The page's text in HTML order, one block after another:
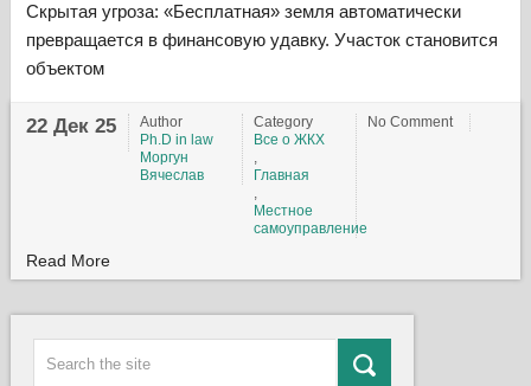
Скрытая угроза: «Бесплатная» земля автоматически
превращается в финансовую удавку. Участок становится
объектом
22 Дек 25
Author
Ph.D in law
Моргун
Вячеслав
Category
Все о ЖКХ
,
Главная
,
Местное
самоуправление
No Comment
Read More